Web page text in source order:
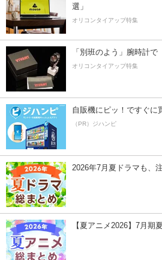
選」
オリコンタイアップ特集
「別班のよう」腕時計
オリコンタイアップ特集
自販機にピッ！ですぐに
（PR）ジハンピ
2026年7月夏ドラマも、
【夏アニメ2026】7月期